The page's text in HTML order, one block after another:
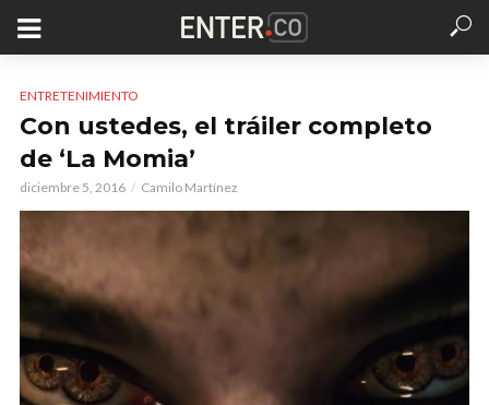
ENTRETENIMIENTO
Con ustedes, el tráiler completo
de ‘La Momia’
diciembre 5, 2016 Camilo Martínez